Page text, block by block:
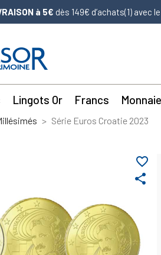
à 5€ dès 149€ d’achats(1) avec
Lingots Or Francs
Série Euros Croatie 2023
share
favorite_border